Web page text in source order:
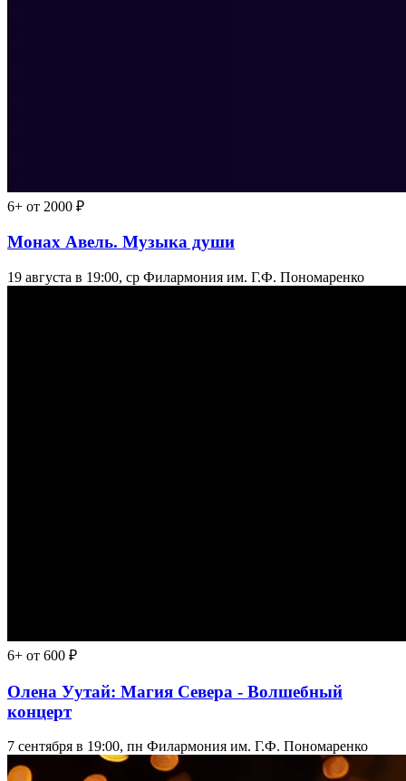
6+ от 2000 ₽
Монах Авель. Музыка души
19 августа в 19:00, ср Филармония им. Г.Ф. Пономаренко
6+ от 600 ₽
Олена Уутай: Магия Севера - Волшебный
концерт
7 сентября в 19:00, пн Филармония им. Г.Ф. Пономаренко